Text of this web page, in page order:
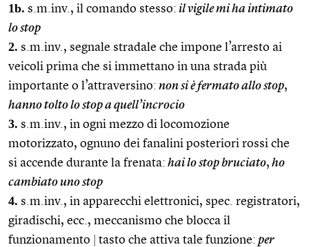
1b. s.m.inv., il comando stesso: il vigile mi ha intimato
lo stop
2. s.m.inv., segnale stradale che impone l’arresto ai
veicoli prima che si immettano in una strada più
importante o l’attraversino: non si è fermato allo stop,
hanno tolto lo stop a quell’incrocio
3. s.m.inv., in ogni mezzo di locomozione
motorizzato, ognuno dei fanalini posteriori rossi che
si accende durante la frenata: hai lo stop bruciato, ho
cambiato uno stop
4. s.m.inv., in apparecchi elettronici, spec. registratori,
giradischi, ecc., meccanismo che blocca il
funzionamento
tasto che attiva tale funzione: per